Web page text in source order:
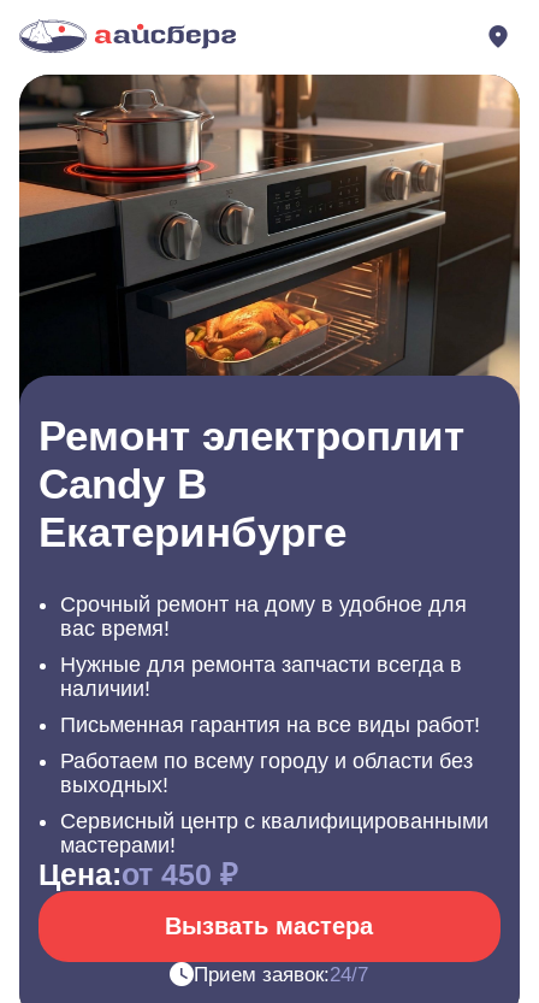
Ремонт электроплит
Candy В
Екатеринбурге
Срочный ремонт на дому в удобное для
вас время!
Нужные для ремонта запчасти всегда в
наличии!
Письменная гарантия на все виды работ!
Работаем по всему городу и области без
выходных!
Сервисный центр с квалифицированными
мастерами!
Цена:от 450 ₽
Вызвать мастера
Прием заявок:24/7